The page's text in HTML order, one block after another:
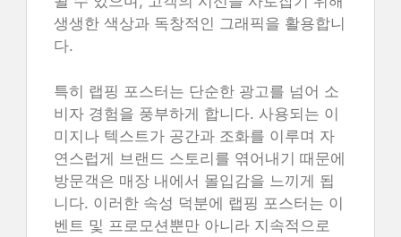
생생한 색상과 독창적인 그래픽을 활용합니
다.
특히 랩핑 포스터는 단순한 광고를 넘어 소
비자 경험을 풍부하게 합니다. 사용되는 이
미지나 텍스트가 공간과 조화를 이루며 자
연스럽게 브랜드 스토리를 엮어내기 때문에
방문객은 매장 내에서 몰입감을 느끼게 됩
니다. 이러한 속성 덕분에 랩핑 포스터는 이
벤트 및 프로모션뿐만 아니라 지속적으로